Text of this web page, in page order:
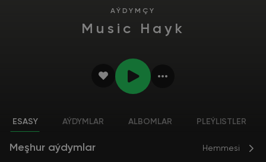
AÝDYMÇY
Music Hayk
ESASY AÝDYMLAR ALBOMLAR PLEÝLISTLER
Meşhur aýdymlar Hemmesi